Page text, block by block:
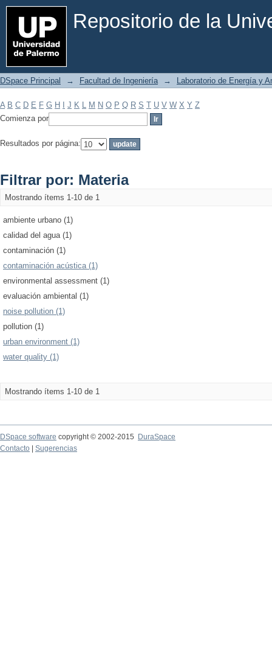
Repositorio de la
Filtrar por: Materia
DSpace Principal → Facultad de Ingeniería → Laboratorio de Energía y
A B C D E F G H J K L M N O P Q R S T U V W X Y Z
Comienza por
Resultados por página:
Filtrar por: Materia
Mostrando ítems 1-10 de 1
ambiente urbano (1)
calidad del agua (1)
contaminación (1)
contaminación acústica (1)
environmental assessment (1)
evaluación ambiental (1)
noise pollution (1)
pollution (1)
urban environment (1)
water quality (1)
Mostrando ítems 1-10 de 1
DSpace software copyright © 2002-2015
DuraSpace
Contacto
Sugerencias